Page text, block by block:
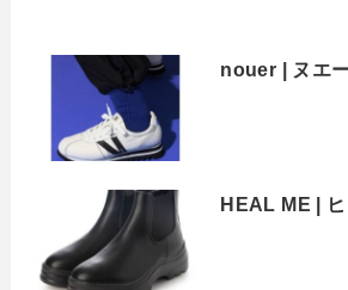
nouer | ヌエ
HEAL ME |